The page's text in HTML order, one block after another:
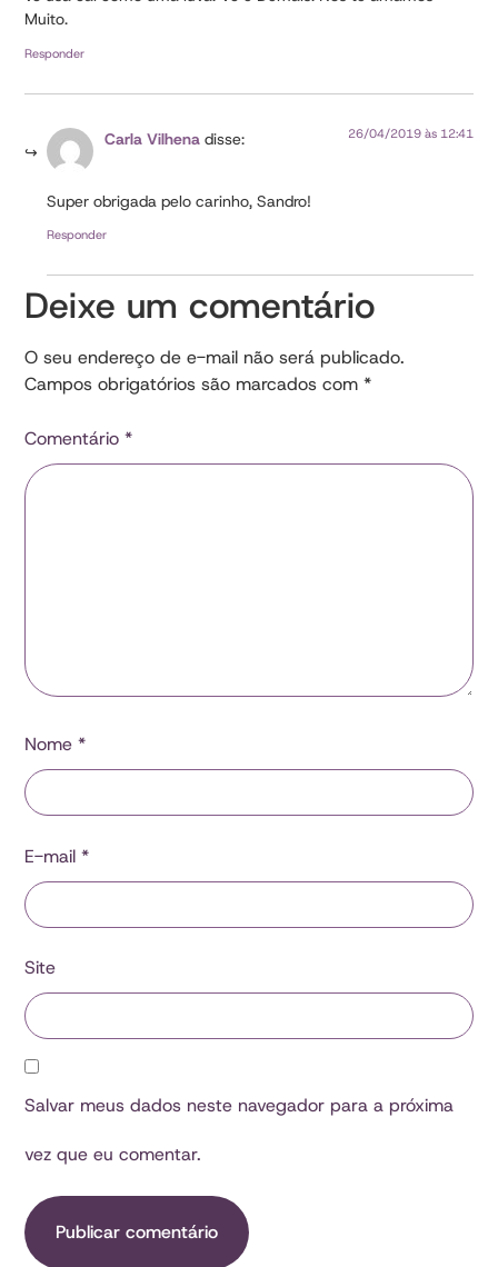
Muito.
Responder
Carla Vilhena disse: 26/04/2019 às 12:41
Super obrigada pelo carinho, Sandro!
Responder
Deixe um comentário
O seu endereço de e-mail não será publicado.
Campos obrigatórios são marcados com*
Comentário*
Nome*
E-mail*
Site
Salvar meus dados neste navegador para a próxima
vez que eu comentar.